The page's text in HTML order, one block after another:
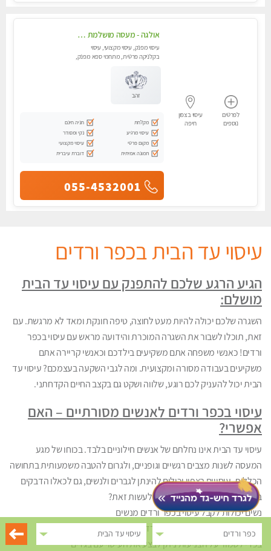
כפר ורדים עיסוי עד הבית
לפרטים
נוספים
עיסוי בצפון
חיפה
אולגה - מעסה מושלמת חדשה בעיר ! בחיפה טל - 052-5738058
עיסוי מפנק, עיסוי מקצועי, עיסוי
בקלניקה פרטית, מתחמי ספא מפנק,
עיסוי טנטרה
זהב
מקלחת
חניה חינם
עיסוי מרגיע
נקי ומסודר
מקום פרטי
עיסוי מקצועי
תמונה אמיתית
דוברת עיברית
055-4532001
עיסוי עד הבית בכפר ורדים
הגיע הרגע שלכם להתפנק עם עיסוי עד הבית
מושלם:
השגרה שלכם יכולה להיות מעט לחוצה, טיפה חונקת ומאד לא מרגשת. עם
זאת, תוכלו לשבור את השגרה המוכרת והידועה מראש עם עיסוי בכפר
ורדים! כאנשי משפחה אתם משקיעים בילדכם וכאנשי קריירה אתם
משקיעים בעבודה מסורה ומקצועית. ומה לגבי השקעה בעצמכם? עיסוי עד
הבית יכול להעניק לכם רוגע, שלווה ושקט גם בקצב החיים הקדחתני.
עיסוי בכפר ורדים לאנשים מסורתיים – האם
אפשרי?
עיסוי עד הבית אינו נחלתם של אנשים חילוניים בלבד. בכוחו של מגע
המעסה לשנות מצבים רגשיים וגופניים, ולגרום להטבה משמעותית בתחושה
הכללית. עיסויים בצפון יכולים להינתן לגברים ולנשים, גם לכאלו הדבקים
באורח החיים המסורתי. איך ניתן לעשות זאת?
נשים יכולות לקבל עיסוי בכפר ורדים מנשים
גברים יכולים לקבל עיסוי בכפר ורדים מגברים
בכדי לשמור על הצניעות ניתן לבצע את העיסוי עם בגדים